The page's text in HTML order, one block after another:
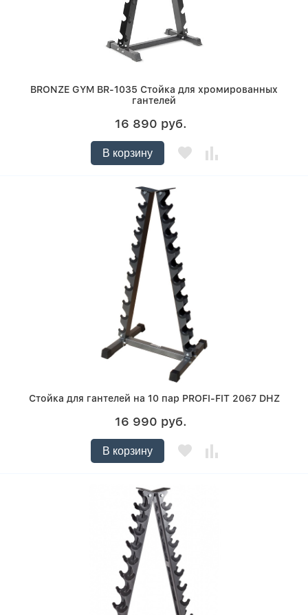
BRONZE GYM BR-1035 Стойка для хромированных
гантелей
16 890 руб.
В корзину
Стойка для гантелей на 10 пар PROFI-FIT 2067 DHZ
16 990 руб.
В корзину